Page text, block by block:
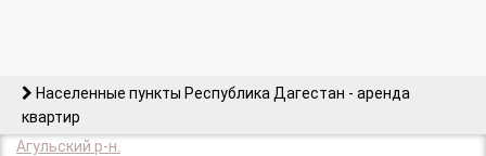
Населенные пункты Республика Дагестан - аренда
квартир
Агульский р-н.